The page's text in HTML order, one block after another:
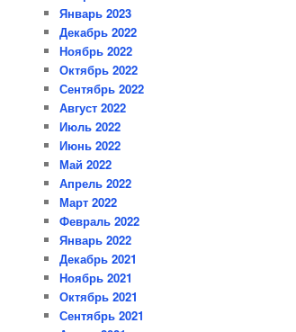
Январь 2023
Декабрь 2022
Ноябрь 2022
Октябрь 2022
Сентябрь 2022
Август 2022
Июль 2022
Июнь 2022
Май 2022
Апрель 2022
Март 2022
Февраль 2022
Январь 2022
Декабрь 2021
Ноябрь 2021
Октябрь 2021
Сентябрь 2021